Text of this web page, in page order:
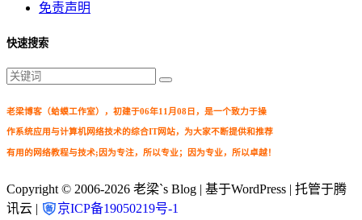
免责声明
快速搜索
老梁博客（蛤蟆工作室），初建于06年11月08日，是一个致力于操
作系统应用与计算机网络技术的综合IT网站，为大家不断提供和推荐
有用的网络教程与技术;因为专注，所以专业；因为专业，所以卓越！
Copyright © 2006-2026 老梁`s Blog | 基于WordPress | 托管于腾
讯云 |
京ICP备19050219号-1